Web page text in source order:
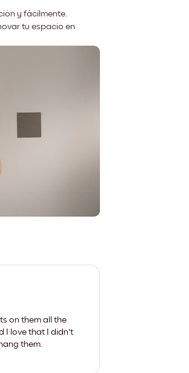
y fácilmente.
tu espacio en
on them all the
I love that I didn't
them.